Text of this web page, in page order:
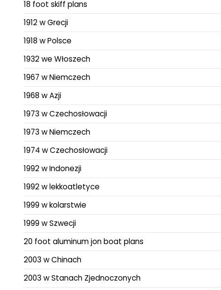
18 foot skiff plans
1912 w Grecji
1918 w Polsce
1932 we Włoszech
1967 w Niemczech
1968 w Azji
1973 w Czechosłowacji
1973 w Niemczech
1974 w Czechosłowacji
1992 w Indonezji
1992 w lekkoatletyce
1999 w kolarstwie
1999 w Szwecji
20 foot aluminum jon boat plans
2003 w Chinach
2003 w Stanach Zjednoczonych